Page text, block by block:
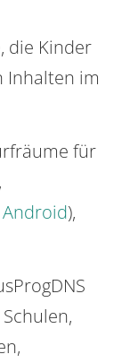
die Kinder
Inhalten im
für
Android),